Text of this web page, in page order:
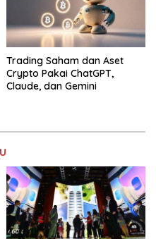
Trading Saham dan Aset
Crypto Pakai ChatGPT,
Claude, dan Gemini